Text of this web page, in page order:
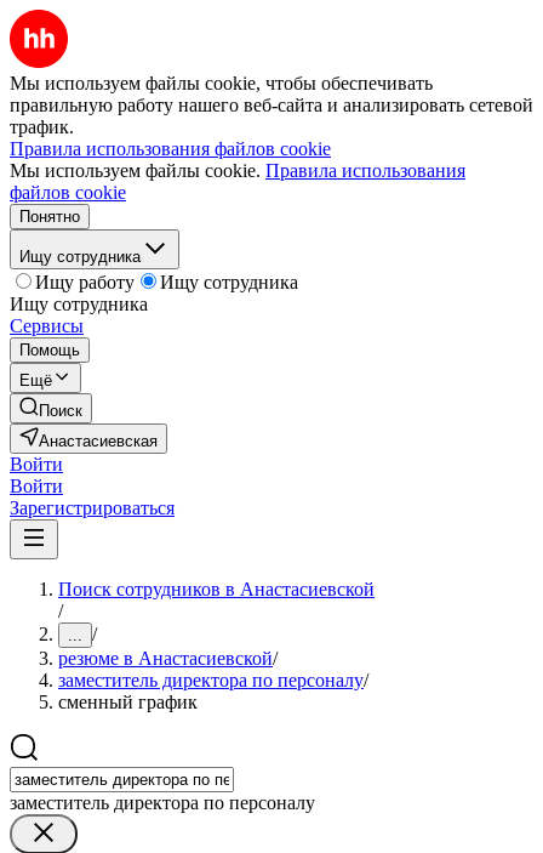
Мы используем файлы cookie, чтобы обеспечивать
правильную работу нашего веб-сайта и анализировать сетевой
трафик.
Правила использования файлов cookie
Мы используем файлы cookie. Правила использования
файлов cookie
Понятно
Ищу сотрудника
Ищу работу
Ищу сотрудника
Ищу сотрудника
Сервисы
Помощь
Ещё
Поиск
Анастасиевская
Войти
Войти
Зарегистрироваться
Поиск сотрудников в Анастасиевской
/
... /
резюме в Анастасиевской/
заместитель директора по персоналу/
сменный график
заместитель директора по персоналу